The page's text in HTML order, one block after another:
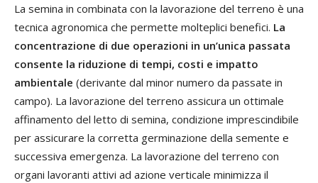
La semina in combinata con la lavorazione del terreno è una
tecnica agronomica che permette molteplici benefici. La
concentrazione di due operazioni in un’unica passata
consente la riduzione di tempi, costi e impatto
ambientale (derivante dal minor numero da passate in
campo). La lavorazione del terreno assicura un ottimale
affinamento del letto di semina, condizione imprescindibile
per assicurare la corretta germinazione della semente e
successiva emergenza. La lavorazione del terreno con
organi lavoranti attivi ad azione verticale minimizza il